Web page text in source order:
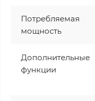
Потребляемая
мощность
Дополнительные
функции